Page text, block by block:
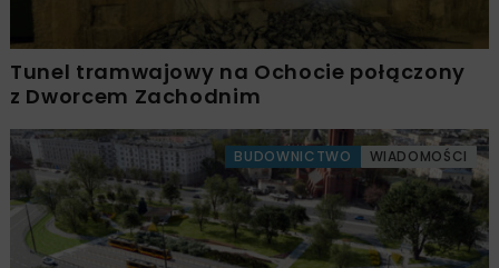
Tunel tramwajowy na Ochocie połączony
z Dworcem Zachodnim
BUDOWNICTWO WIADOMOŚCI